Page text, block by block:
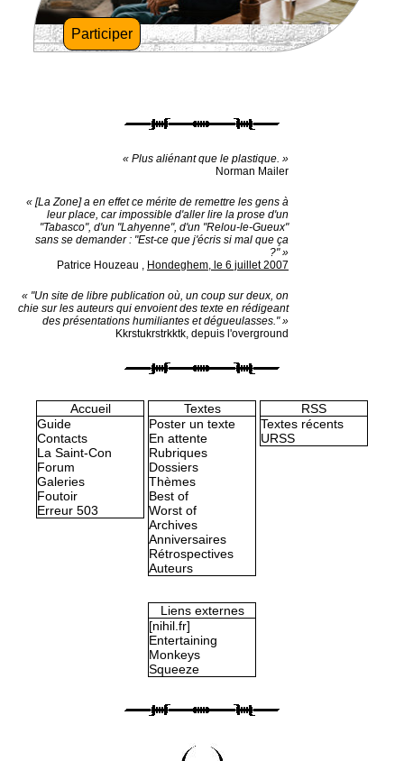
Participer
« Plus aliénant que le plastique. »
Norman Mailer
« [La Zone] a en effet ce mérite de remettre les gens à
leur place, car impossible d'aller lire la prose d'un
"Tabasco", d'un "Lahyenne", d'un "Relou-le-Gueux"
sans se demander : "Est-ce que j'écris si mal que ça
?" »
Patrice Houzeau , Hondeghem, le 6 juillet 2007
« "Un site de libre publication où, un coup sur deux, on
chie sur les auteurs qui envoient des texte en rédigeant
des présentations humiliantes et dégueulasses." »
Kkrstukrstrkktk, depuis l'overground
Accueil
Guide
Contacts
La Saint-Con
Forum
Galeries
Foutoir
Erreur 503
Textes
Poster un texte
En attente
Rubriques
Dossiers
Thèmes
Best of
Worst of
Archives
Anniversaires
Rétrospectives
Auteurs
RSS
Textes récents
URSS
Liens externes
[nihil.fr]
Entertaining
Monkeys
Squeeze